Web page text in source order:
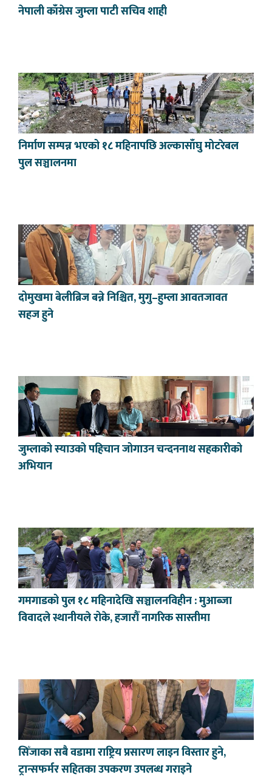
नेपाली काँग्रेस जुम्ला पाटी सचिव शाही
निर्माण सम्पन्न भएको १८ महिनापछि अल्कासाँघु मोटरेबल
पुल सञ्चालनमा
दोमुखमा बेलीब्रिज बन्ने निश्चित, मुगु–हुम्ला आवतजावत
सहज हुने
जुम्लाको स्याउको पहिचान जोगाउन चन्दननाथ सहकारीको
अभियान
गमगाडको पुल १८ महिनादेखि सञ्चालनविहीन : मुआब्जा
विवादले स्थानीयले रोके, हजारौँ नागरिक सास्तीमा
सिँजाका सबै वडामा राष्ट्रिय प्रसारण लाइन विस्तार हुने,
ट्रान्सफर्मर सहितका उपकरण उपलब्ध गराइने